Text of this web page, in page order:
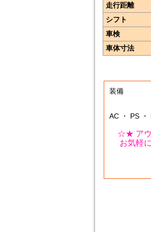
走行距離
シフト
車検
車体寸法
装備
AC ・ PS ・
☆★ アウ
お気軽に